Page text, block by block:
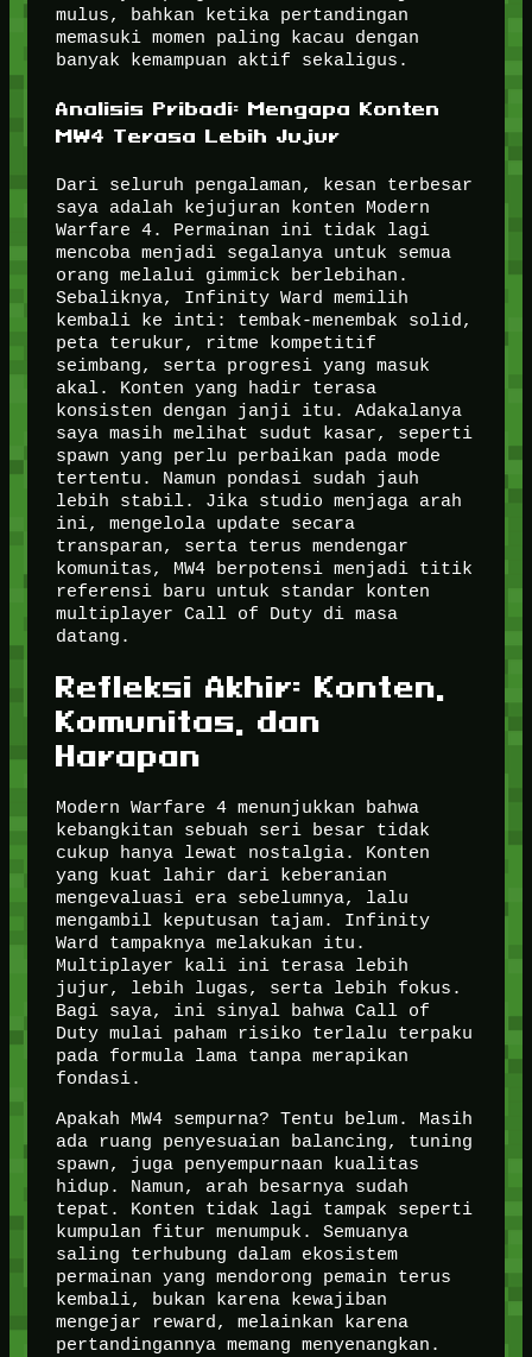
mulus, bahkan ketika pertandingan
memasuki momen paling kacau dengan
banyak kemampuan aktif sekaligus.
Analisis Pribadi: Mengapa Konten
MW4 Terasa Lebih Jujur
Dari seluruh pengalaman, kesan terbesar
saya adalah kejujuran konten Modern
Warfare 4. Permainan ini tidak lagi
mencoba menjadi segalanya untuk semua
orang melalui gimmick berlebihan.
Sebaliknya, Infinity Ward memilih
kembali ke inti: tembak-menembak solid,
peta terukur, ritme kompetitif
seimbang, serta progresi yang masuk
akal. Konten yang hadir terasa
konsisten dengan janji itu. Adakalanya
saya masih melihat sudut kasar, seperti
spawn yang perlu perbaikan pada mode
tertentu. Namun pondasi sudah jauh
lebih stabil. Jika studio menjaga arah
ini, mengelola update secara
transparan, serta terus mendengar
komunitas, MW4 berpotensi menjadi titik
referensi baru untuk standar konten
multiplayer Call of Duty di masa
datang.
Refleksi Akhir: Konten,
Komunitas, dan
Harapan
Modern Warfare 4 menunjukkan bahwa
kebangkitan sebuah seri besar tidak
cukup hanya lewat nostalgia. Konten
yang kuat lahir dari keberanian
mengevaluasi era sebelumnya, lalu
mengambil keputusan tajam. Infinity
Ward tampaknya melakukan itu.
Multiplayer kali ini terasa lebih
jujur, lebih lugas, serta lebih fokus.
Bagi saya, ini sinyal bahwa Call of
Duty mulai paham risiko terlalu terpaku
pada formula lama tanpa merapikan
fondasi.
Apakah MW4 sempurna? Tentu belum. Masih
ada ruang penyesuaian balancing, tuning
spawn, juga penyempurnaan kualitas
hidup. Namun, arah besarnya sudah
tepat. Konten tidak lagi tampak seperti
kumpulan fitur menumpuk. Semuanya
saling terhubung dalam ekosistem
permainan yang mendorong pemain terus
kembali, bukan karena kewajiban
mengejar reward, melainkan karena
pertandingannya memang menyenangkan.